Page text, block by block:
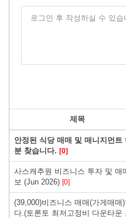
로그인 후 작성하실 수 있습
제목
안정된 식당 매매 및 매니지먼트
분 찾습니다. [0]
사스캐추원 비즈니스 투자 및 매
보 (Jun 2026) [0]
(39,000)비즈니스 매매(가게매매)
다.(토론토 최저고정비 다운타운